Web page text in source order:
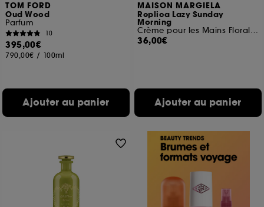
TOM FORD
Oud Wood
Parfum
10
395,00€
790,00€ / 100ml
Ajouter au panier
MAISON MARGIELA
Replica Lazy Sunday
Morning
Crème pour les Mains Florale Musquée
36,00€
Ajouter au panier